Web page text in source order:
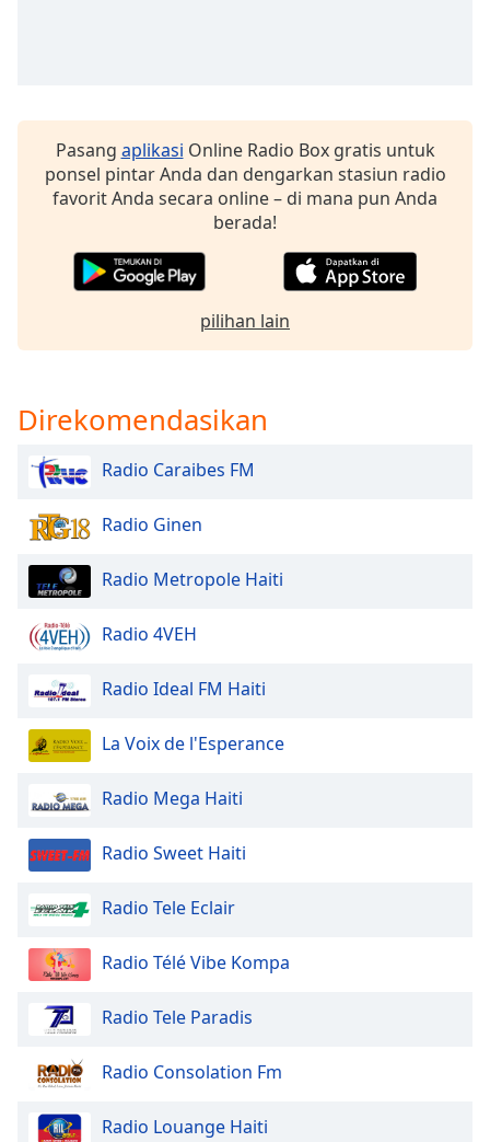
Background
Edge
Family
Reset
Done
Close
dialog
Pasang aplikasi Online Radio Box gratis untuk
ponsel pintar Anda dan dengarkan stasiun radio
favorit Anda secara online – di mana pun Anda
berada!
pilihan lain
Direkomendasikan
Radio Caraibes FM
Radio Ginen
Radio Metropole Haiti
Radio 4VEH
Radio Ideal FM Haiti
La Voix de l'Esperance
Radio Mega Haiti
Radio Sweet Haiti
Radio Tele Eclair
Radio Télé Vibe Kompa
Radio Tele Paradis
Radio Consolation Fm
Radio Louange Haiti